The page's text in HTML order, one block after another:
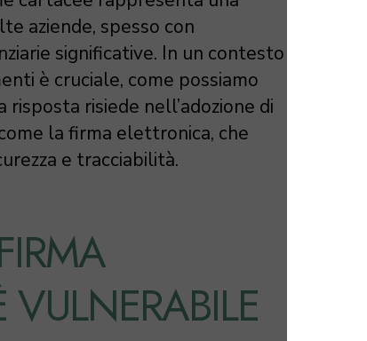
aziende, spesso con
significative. In un contesto
è cruciale, come possiamo
risiede nell’adozione di
la firma elettronica, che
e tracciabilità.
VULNERABILE